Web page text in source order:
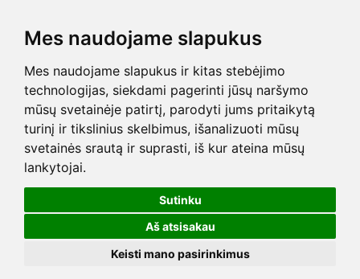
Mes naudojame slapukus
Mes naudojame slapukus ir kitas stebėjimo
technologijas, siekdami pagerinti jūsų naršymo
mūsų svetainėje patirtį, parodyti jums pritaikytą
turinį ir tikslinius skelbimus, išanalizuoti mūsų
svetainės srautą ir suprasti, iš kur ateina mūsų
lankytojai.
Sutinku
Aš atsisakau
Keisti mano pasirinkimus